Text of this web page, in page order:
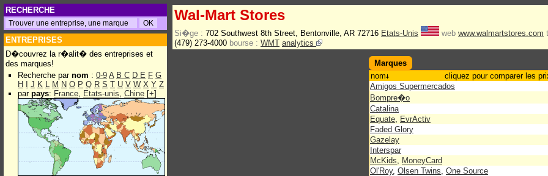
RECHERCHE
ENTREPRISES
D�couvrez la r�alit� des entreprises et
des marques!
Recherche par nom : 0-9 A B C D E F G
H
J K L M N O P Q R S T U V W X Y Z
par pays: France, Etats-unis, Chine [+]
Wal-Mart Stores
Si�ge : 702 Southwest 8th Street, Bentonville, AR 72716 Etats-Unis web www.walmartstores.com
(479) 273-4000 bourse : WMT analytics
Marques
nom
cliquez pour comparer les
Amigos Supermercados
Bompre�o
Catalina
Equate, EvrActiv
Faded Glory
Gazelay
Interspar
McKids, MoneyCard
Ol'Roy, Olsen Twins, One Source